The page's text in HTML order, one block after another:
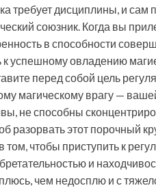
требует дисциплины, и
союзник. Когда вы
в способности
к успешному овладению
перед собой цель
магическому врагу —
не способны
разорвать этот порочный
том, чтобы приступить к
и
чем недосплю и с